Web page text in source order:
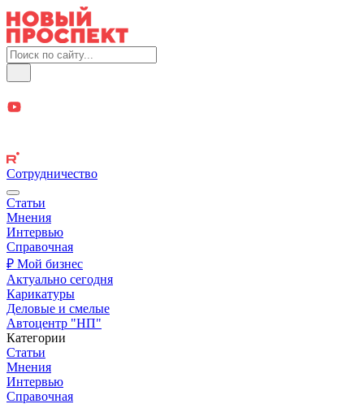
Сотрудничество
Статьи
Мнения
Интервью
Справочная
₽ Мой бизнес
Актуально сегодня
Карикатуры
Деловые и смелые
Автоцентр "НП"
Категории
Статьи
Мнения
Интервью
Справочная